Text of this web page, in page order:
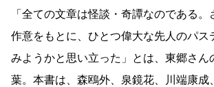
「全ての文章は怪談・奇譚なのである。
作意をもとに、ひとつ偉大な先人のパス
みようかと思い立った」とは、東郷さん
葉。本書は、森鴎外、泉鏡花、川端康成